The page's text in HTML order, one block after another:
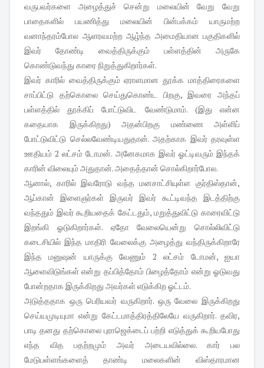
வருபவர்களை அழைத்துச் சென்று மலையின் வேறு வேறு
பாதைகளில் பயணித்து மலையின் பின்பக்கம் யாருமற்ற
வனாந்தரம்போல ஆளரவமற்ற ஆழ்ந்த அமைதியான பகுதிகளில்
இவர் தோண்டி வைத்திருக்கும் பள்ளத்தின் அருகே
கொண்டுவந்து காரை நிறுத்துகிறார்கள்.
இவர் காரில் வைத்திருக்கும் ஏராளமான தூக்க மாத்திரைகளை
சாப்பிட்டு தற்கொலை செய்துகொண்ட பிறகு, இவரை அந்தப்
பள்ளத்தில் தூக்கிப் போட்டுவிட வேண்டுமாம். (இது என்ன
கதையாக இருக்கிறது) அதன்பிறகு மண்ணை அள்ளிப்
போட்டுவிட்டு செல்லவேண்டியதுதான். அதற்காக இவர் தரவுள்ள
ஊதியம் 2 லட்சம் டோமன். அனேகமாக இவர் ஓட்டிவரும் இந்தக்
காரின் விலையும் அதுதான். அதைத்தான் சொல்கிறார்போல.
ஆனால், காரில் இவரோடு வந்த மனசாட்சியுள்ள குர்திஸ்தான்,
ஆப்கான் இளைஞர்கள் இருவர் இவர் கூட்டிவந்த இடத்திற்கு
வந்ததும் இவர் கூறியதைக் கேட்டதும், மறுத்துவிட்டு காரைவிட்டு
இறங்கி ஓடுகிறார்கள். ஏதோ வேலையென்று சொல்லிவிட்டு
கடைசியில் இந்த மாதிரி வேலைக்கு அழைத்து வந்திருக்கிறாரே
இந்த மனுஷன் யாருக்கு வேணும் 2 லட்சம் டோமன், ஐயா
ஆளைவிடுங்கள் என்று தப்பித்தோம் பிழைத்தோம் என்று ஓடுவது
போன்றதாக இருக்கிறது அவர்கள் எடுக்கிற ஓட்டம்.
அடுத்ததாக ஒரு பெரியவர் வருகிறார். ஒரு வேலை இருக்கிறது
செய்யமுடியுமா என்று கேட்டமாத்திரத்திலேயே வருகிறார். தவிர,
பாடி தனது தற்கொலை புராஜெக்டைப் பற்றி எடுத்துக் கூறியபோது
எந்த வித பதற்றமும் அவர் அடையவில்லை. கார் பல
மேடுபள்ளங்களைத் தாண்டி மலைகளின் விஸ்தாரமான